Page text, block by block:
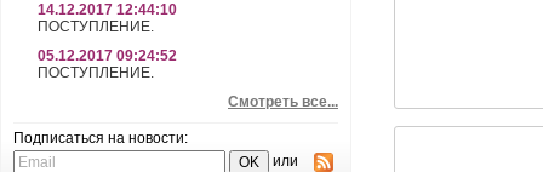
14.12.2017 12:44:10
ПОСТУПЛЕНИЕ.
05.12.2017 09:24:52
ПОСТУПЛЕНИЕ.
Смотреть все...
Подписаться на новости:
или